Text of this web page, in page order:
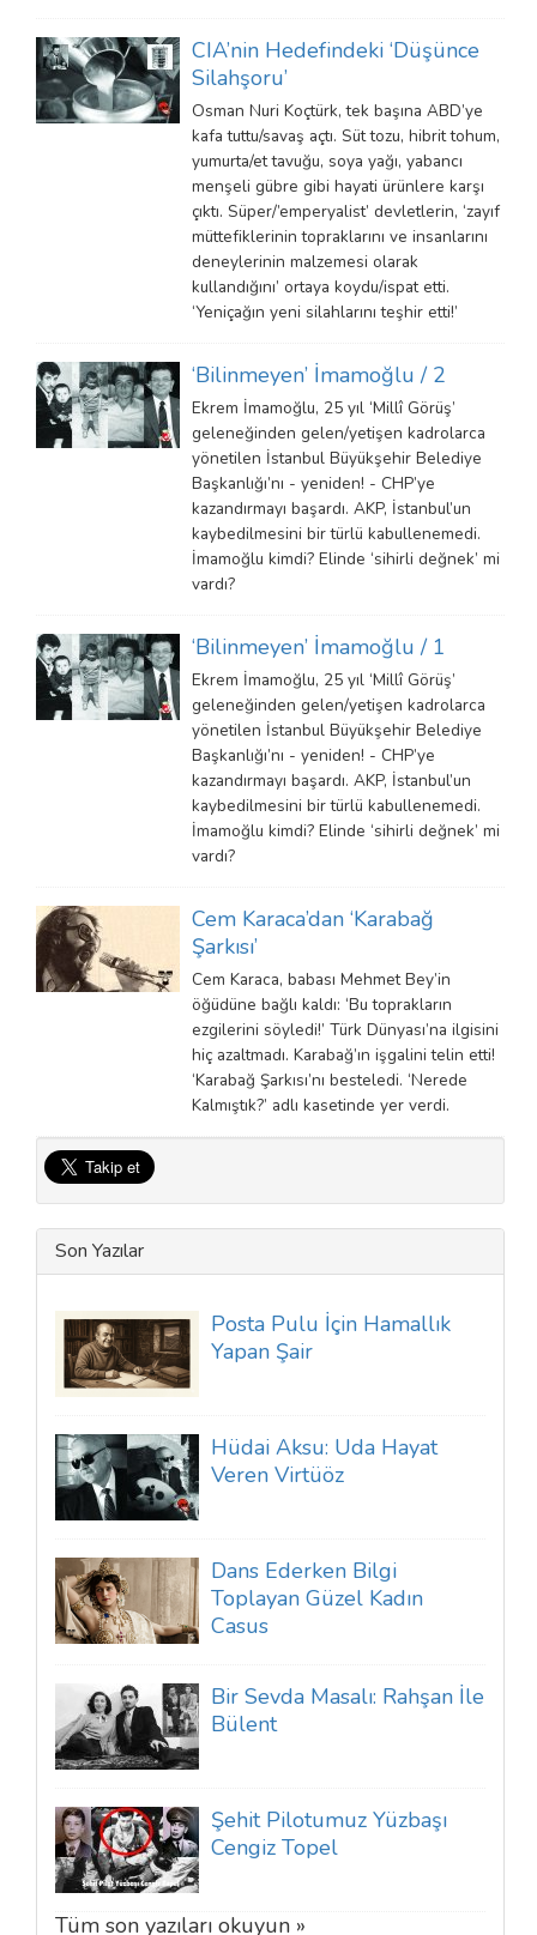
CIA’nin Hedefindeki ‘Düşünce
Silahşoru’
Osman Nuri Koçtürk, tek başına ABD’ye
kafa tuttu/savaş açtı. Süt tozu, hibrit tohum,
yumurta/et tavuğu, soya yağı, yabancı
menşeli gübre gibi hayati ürünlere karşı
çıktı. Süper/’emperyalist’ devletlerin, ‘zayıf
müttefiklerinin topraklarını ve insanlarını
deneylerinin malzemesi olarak
kullandığını’ ortaya koydu/ispat etti.
‘Yeniçağın yeni silahlarını teşhir etti!’
‘Bilinmeyen’ İmamoğlu / 2
Ekrem İmamoğlu, 25 yıl ‘Millî Görüş’
geleneğinden gelen/yetişen kadrolarca
yönetilen İstanbul Büyükşehir Belediye
Başkanlığı’nı - yeniden! - CHP’ye
kazandırmayı başardı. AKP, İstanbul’un
kaybedilmesini bir türlü kabullenemedi.
İmamoğlu kimdi? Elinde ‘sihirli değnek’ mi
vardı?
‘Bilinmeyen’ İmamoğlu / 1
Ekrem İmamoğlu, 25 yıl ‘Millî Görüş’
geleneğinden gelen/yetişen kadrolarca
yönetilen İstanbul Büyükşehir Belediye
Başkanlığı’nı - yeniden! - CHP’ye
kazandırmayı başardı. AKP, İstanbul’un
kaybedilmesini bir türlü kabullenemedi.
İmamoğlu kimdi? Elinde ‘sihirli değnek’ mi
vardı?
Cem Karaca’dan ‘Karabağ
Şarkısı’
Cem Karaca, babası Mehmet Bey’in
öğüdüne bağlı kaldı: ‘Bu toprakların
ezgilerini söyledi!’ Türk Dünyası’na ilgisini
hiç azaltmadı. Karabağ’ın işgalini telin etti!
‘Karabağ Şarkısı’nı besteledi. ‘Nerede
Kalmıştık?’ adlı kasetinde yer verdi.
Son Yazılar
Posta Pulu İçin Hamallık
Yapan Şair
Hüdai Aksu: Uda Hayat
Veren Virtüöz
Dans Ederken Bilgi
Toplayan Güzel Kadın
Casus
Bir Sevda Masalı: Rahşan İle
Bülent
Şehit Pilotumuz Yüzbaşı
Cengiz Topel
Tüm son yazıları okuyun »